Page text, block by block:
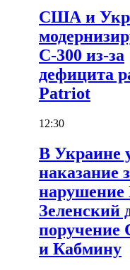
США и
С-300 из-за
дефицита
Patriot
12:30
В Украине
наказание
Зеленский
и Кабмину